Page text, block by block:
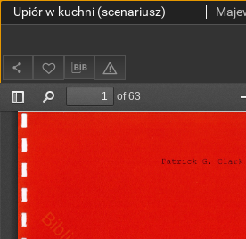
Upiór w kuchni (scenariusz)